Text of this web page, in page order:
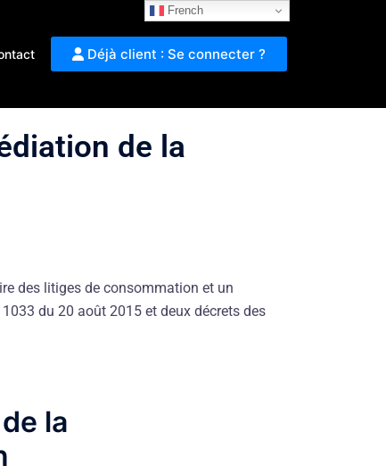
Déjà client : Se connecter ?
de la
des litiges de consommation et un
du 20 août 2015 et deux décrets des
la
French